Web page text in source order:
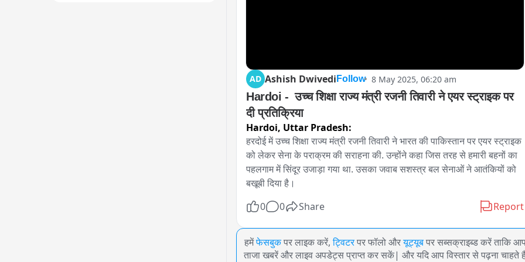
AD Ashish Dwivedi Follow 8 May 2025, 06:20 am
Hardoi -  उच्च शिक्षा राज्य मंत्री रजनी तिवारी ने एयर स्ट्राइक पर
दी प्रतिक्रिया
Hardoi, Uttar Pradesh:
हरदोई में उच्च शिक्षा राज्य मंत्री रजनी तिवारी ने भारत की पाकिस्तान पर एयर स्ट्राइक
को लेकर सेना के पराक्रम की सराहना की. उन्होंने कहा जिस तरह से हमारी बहनों का
पहलगाम में सिंदूर उजाड़ा गया था. उसका जवाब सशस्त्र बल सेनाओं ने आतंकियों को
बखूबी दिया है।
0
0 Share Report
हमेंफेसबुक पर लाइक करें, ट्विटर पर फॉलो औरयूट्यूब पर सब्सक्राइब्ड करें ताकि
ताजा खबरें और लाइव अपडेट्स प्राप्त कर सकें| और यदि आप विस्तार से पढ़ना चाहते